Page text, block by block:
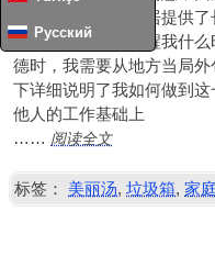
Русский
信它为我的智能家居提供
箱收集数据，以提醒我什
德时，我需要从地方当局
下详细说明了我如何做到
他人的工作基础上
…… 阅读全文
标签： 美丽汤,垃圾箱,家